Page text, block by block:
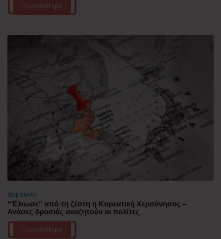
Περισσότερα
Δημοφιλή
“Έλιωσε” από τη ζέστη η Κορεατική Χερσόνησος –
Ανάσες δροσιάς αναζητούν οι πολίτες
Περισσότερα